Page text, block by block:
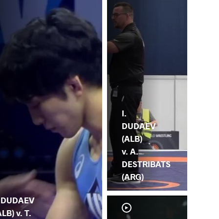
v. T.
I.
DUDAEV
(ALB)
v. A.
DESTRIBATS
(ARG)